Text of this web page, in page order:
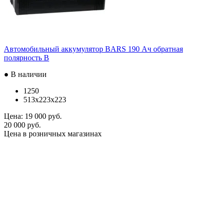
Автомобильный аккумулятор BARS 190 Ач обратная
полярность B
● В наличии
1250
513x223x223
Цена: 19 000 руб.
20 000 руб.
Цена в розничных магазинах